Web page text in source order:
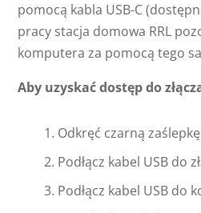
pomocą kabla USB-C
pracy stacja domowa RRL
komputera za pomocą tego
Aby uzyskać dostęp do
Odkręć czarną
Podłącz kabel USB do
Podłącz kabel USB do